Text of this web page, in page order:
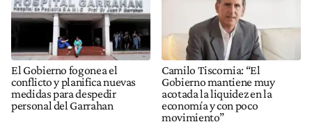
El Gobierno fogonea el
conflicto y planifica nuevas
medidas para despedir
personal del Garrahan
Camilo Tiscornia: “El
Gobierno mantiene muy
acotada la liquidez en la
economía y con poco
movimiento”